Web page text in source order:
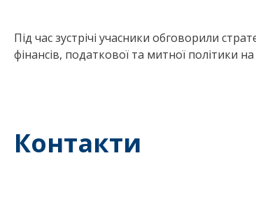
Під час зустрічі учасники обговорили
фінансів, податкової та митної політики на
Контакти